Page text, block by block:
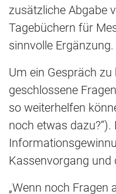
zusätzliche Abgabe
Tagebüchern für
sinnvolle Ergänzung.
Um ein Gespräch zu
geschlossene
so weiterhelfen
noch etwas dazu?“).
Kassenvorgang und
„Wenn noch Fragen